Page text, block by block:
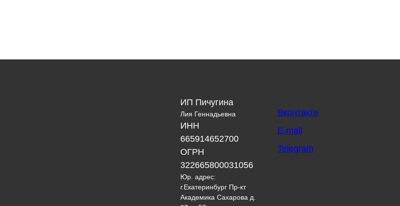
ИП Пичугина
Лия Геннадьевна
ИНН
665914652700
ОГРН
322665800031056
Юр. адрес:
г.Екатеринбург Пр-кт
Академика Сахарова д.
Вконтакте
E-mail
Telegram